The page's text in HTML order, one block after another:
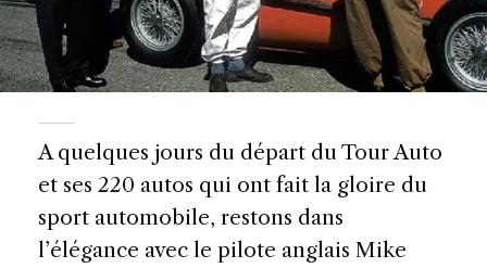
A quelques jours du départ du Tour Auto
et ses 220 autos qui ont fait la gloire du
sport automobile, restons dans
l’élégance avec le pilote anglais Mike